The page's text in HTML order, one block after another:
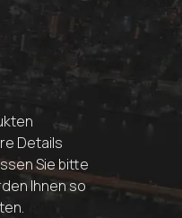
Details
Sie bitte
Ihnen so